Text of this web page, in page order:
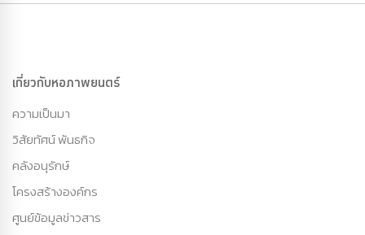
เกี่ยวกับหอภาพยนตร์
ความเป็นมา
วิสัยทัศน์ พันธกิจ
คลังอนุรักษ์
โครงสร้างองค์กร
ศูนย์ข้อมูลข่าวสาร